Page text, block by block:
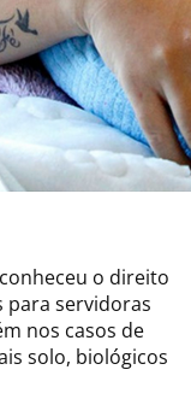
o direito
para servidoras
nos casos de
solo, biológicos